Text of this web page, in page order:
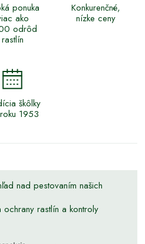
ponuka
ako
odrôd
rastlín
Konkurenčné,
nízke ceny
škôlky
1953
nad pestovaním našich
ochrany rastlín a kontroly